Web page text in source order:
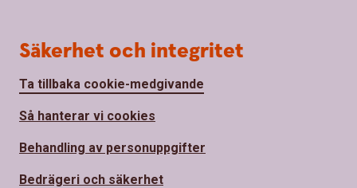
Säkerhet och integritet
Ta tillbaka cookie-medgivande
Så hanterar vi cookies
Behandling av personuppgifter
Bedrägeri och säkerhet